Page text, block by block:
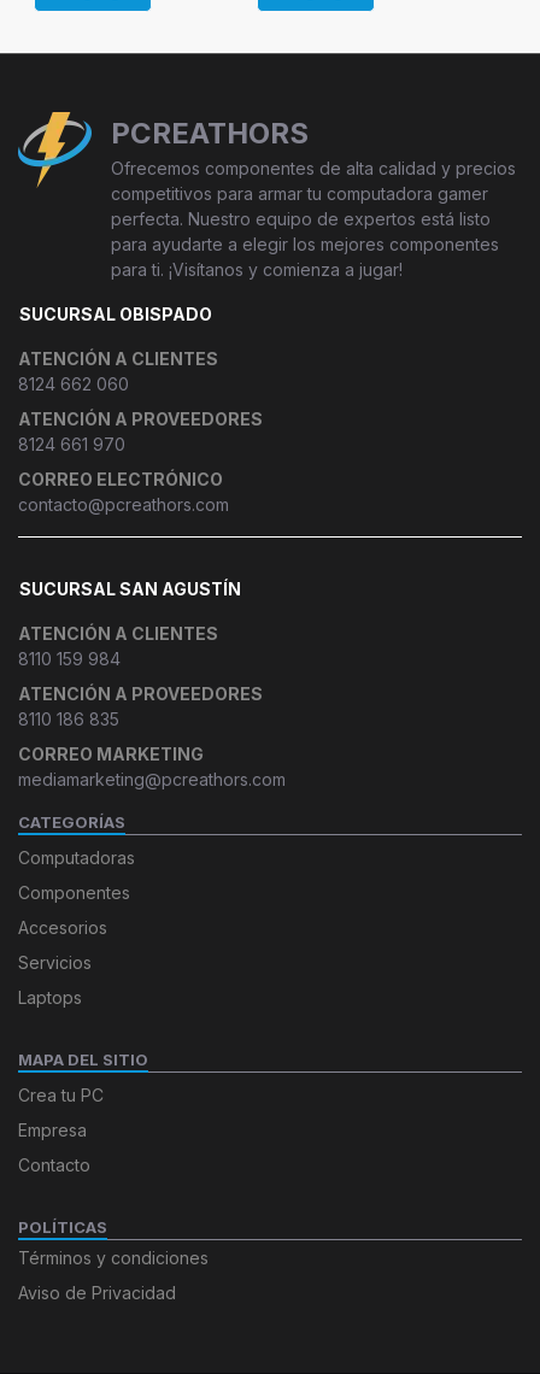
PCREATHORS
Ofrecemos componentes de alta calidad y precios
competitivos para armar tu computadora gamer
perfecta. Nuestro equipo de expertos está listo
para ayudarte a elegir los mejores componentes
para ti. ¡Visítanos y comienza a jugar!
SUCURSAL OBISPADO
ATENCIÓN A CLIENTES
8124 662 060
ATENCIÓN A PROVEEDORES
8124 661 970
CORREO ELECTRÓNICO
contacto@pcreathors.com
SUCURSAL SAN AGUSTÍN
ATENCIÓN A CLIENTES
8110 159 984
ATENCIÓN A PROVEEDORES
8110 186 835
CORREO MARKETING
mediamarketing@pcreathors.com
CATEGORÍAS
Computadoras
Componentes
Accesorios
Servicios
Laptops
MAPA DEL SITIO
Crea tu PC
Empresa
Contacto
POLÍTICAS
Términos y condiciones
Aviso de Privacidad